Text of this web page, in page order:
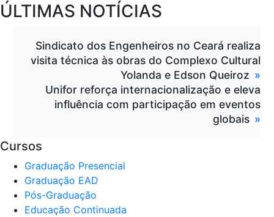
ÚLTIMAS NOTÍCIAS
Sindicato dos Engenheiros no Ceará realiza
visita técnica às obras do Complexo Cultural
Yolanda e Edson Queiroz
Unifor reforça internacionalização e eleva
influência com participação em eventos
globais
Cursos
Graduação Presencial
Graduação EAD
Pós-Graduação
Educação Continuada